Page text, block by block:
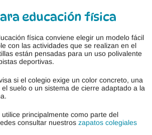
educación física
física conviene elegir un modelo fácil
con las actividades que se realizan en el
están pensadas para un uso polivalente
deportivas.
si el colegio exige un color concreto, una
suelo o un sistema de cierre adaptado a la
principalmente como parte del
consultar nuestros zapatos colegiales